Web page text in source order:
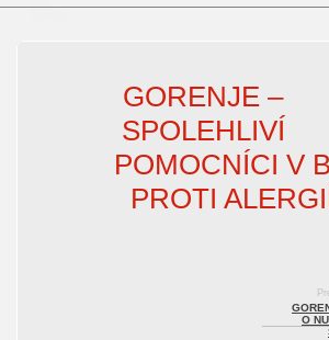
GORENJE –
SPOLEHLIVÍ
POMOCNÍCI V
PROTI
O